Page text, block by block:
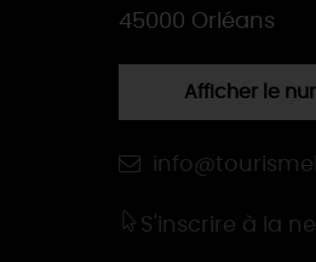
45000 Orléans
Afficher le
S'inscrire à la